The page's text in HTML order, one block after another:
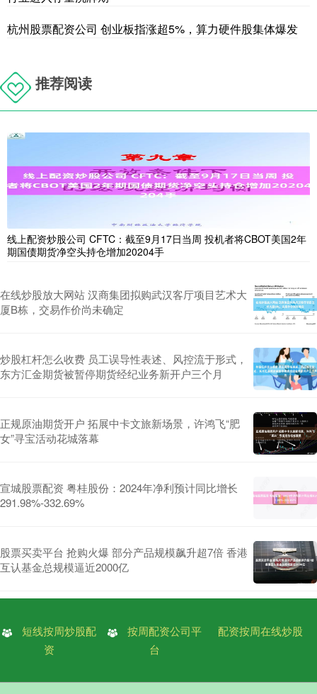
杭州股票配资公司 创业板指涨超5%，算力硬件股集体爆发
推荐阅读
线上配资炒股公司 CFTC：截至9月17日当周 投机者将CBOT美国2年
期国债期货净空头持仓增加20204手
在线炒股放大网站 汉商集团拟购武汉客厅项目艺术大
厦B栋，交易作价尚未确定
炒股杠杆怎么收费 员工误导性表述、风控流于形式，
东方汇金期货被暂停期货经纪业务新开户三个月
正规原油期货开户 拓展中卡文旅新场景，许鸿飞“肥
女”寻宝活动花城落幕
宣城股票配资 粤桂股份：2024年净利预计同比增长
291.98%-332.69%
股票买卖平台 抢购火爆 部分产品规模飙升超7倍 香港
互认基金总规模逼近2000亿
短线按周炒股配
资
按周配资公司平
台
配资按周在线炒股